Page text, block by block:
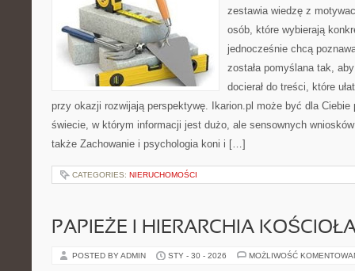
zestawia wiedzę z
osób, które wybierają
jednocześnie chcą
została pomyślana tak,
docierał do treści, które
przy okazji rozwijają perspektywę. Ikarion.pl może być dla Ciebie
świecie, w którym informacji jest dużo, ale sensownych
także Zachowanie i psychologia koni i […]
CATEGORIES: NIERUCHOMOŚCI
PAPIEŻE I HIERARCHIA
POSTED BY ADMIN STY - 30 - 2026 MOŻLIWOŚĆ